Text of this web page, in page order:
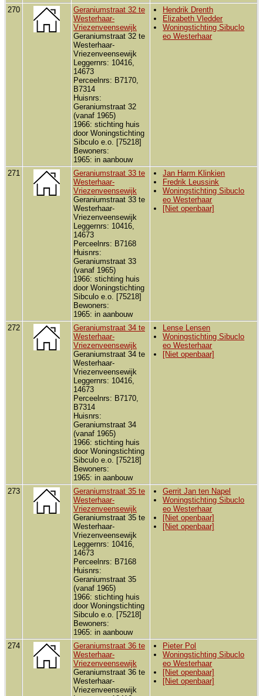
270
Geraniumstraat 32 te
Westerhaar-
Vriezenveensewijk
Geraniumstraat 32 te
Westerhaar-
Vriezenveensewijk
Leggernrs: 10416,
14673
Perceelnrs: B7170,
B7314
Huisnrs:
Geraniumstraat 32
(vanaf 1965)
1966: stichting huis
door Woningstichting
Sibculo e.o. [75218]
Bewoners:
1965: in aanbouw
Hendrik Drenth
Elizabeth Vledder
Woningstichting Sibuclo
eo Westerhaar
271
Geraniumstraat 33 te
Westerhaar-
Vriezenveensewijk
Geraniumstraat 33 te
Westerhaar-
Vriezenveensewijk
Leggernrs: 10416,
14673
Perceelnrs: B7168
Huisnrs:
Geraniumstraat 33
(vanaf 1965)
1966: stichting huis
door Woningstichting
Sibculo e.o. [75218]
Bewoners:
1965: in aanbouw
Jan Harm Klinkien
Fredrik Leussink
Woningstichting Sibuclo
eo Westerhaar
[Niet openbaar]
272
Geraniumstraat 34 te
Westerhaar-
Vriezenveensewijk
Geraniumstraat 34 te
Westerhaar-
Vriezenveensewijk
Leggernrs: 10416,
14673
Perceelnrs: B7170,
B7314
Huisnrs:
Geraniumstraat 34
(vanaf 1965)
1966: stichting huis
door Woningstichting
Sibculo e.o. [75218]
Bewoners:
1965: in aanbouw
Lense Lensen
Woningstichting Sibuclo
eo Westerhaar
[Niet openbaar]
273
Geraniumstraat 35 te
Westerhaar-
Vriezenveensewijk
Geraniumstraat 35 te
Westerhaar-
Vriezenveensewijk
Leggernrs: 10416,
14673
Perceelnrs: B7168
Huisnrs:
Geraniumstraat 35
(vanaf 1965)
1966: stichting huis
door Woningstichting
Sibculo e.o. [75218]
Bewoners:
1965: in aanbouw
Gerrit Jan ten Napel
Woningstichting Sibuclo
eo Westerhaar
[Niet openbaar]
[Niet openbaar]
274
Geraniumstraat 36 te
Westerhaar-
Vriezenveensewijk
Geraniumstraat 36 te
Westerhaar-
Vriezenveensewijk
Pieter Pol
Woningstichting Sibuclo
eo Westerhaar
[Niet openbaar]
[Niet openbaar]